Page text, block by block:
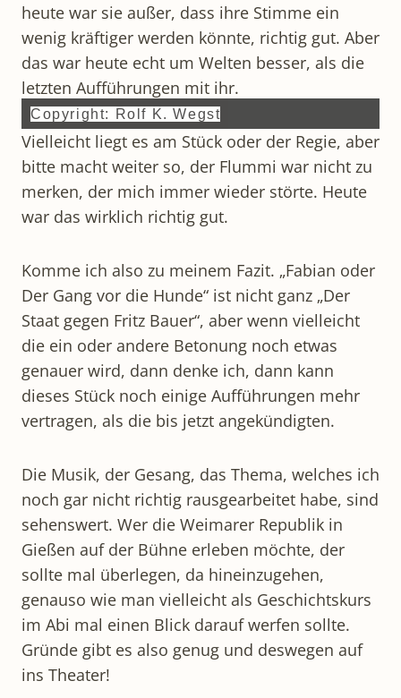
heute war sie außer, dass ihre Stimme ein
wenig kräftiger werden könnte, richtig gut. Aber
das war heute echt um Welten besser, als die
letzten Aufführungen mit ihr.
Copyright: Rolf K. Wegst
Vielleicht liegt es am Stück oder der Regie, aber
bitte macht weiter so, der Flummi war nicht zu
merken, der mich immer wieder störte. Heute
war das wirklich richtig gut.
Komme ich also zu meinem Fazit. „Fabian oder
Der Gang vor die Hunde“ ist nicht ganz „Der
Staat gegen Fritz Bauer“, aber wenn vielleicht
die ein oder andere Betonung noch etwas
genauer wird, dann denke ich, dann kann
dieses Stück noch einige Aufführungen mehr
vertragen, als die bis jetzt angekündigten.
Die Musik, der Gesang, das Thema, welches ich
noch gar nicht richtig rausgearbeitet habe, sind
sehenswert. Wer die Weimarer Republik in
Gießen auf der Bühne erleben möchte, der
sollte mal überlegen, da hineinzugehen,
genauso wie man vielleicht als Geschichtskurs
im Abi mal einen Blick darauf werfen sollte.
Gründe gibt es also genug und deswegen auf
ins Theater!